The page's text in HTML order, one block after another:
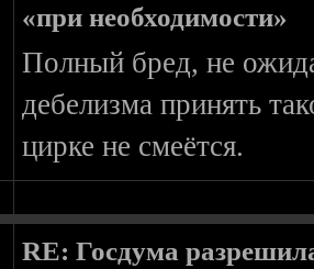
«при необходимости»
Полный бред, не
дебелизма принять
цирке не смеётся.
RE: Госдума